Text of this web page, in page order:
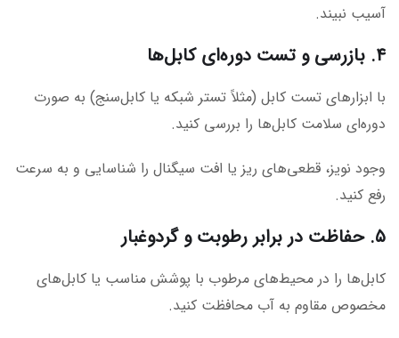
آسیب نبیند.
۴. بازرسی و تست دوره‌ای کابل‌ها
با ابزارهای تست کابل (مثلاً تستر شبکه یا کابل‌سنج) به صورت
دوره‌ای سلامت کابل‌ها را بررسی کنید.
وجود نویز، قطعی‌های ریز یا افت سیگنال را شناسایی و به سرعت
رفع کنید.
۵. حفاظت در برابر رطوبت و گردوغبار
کابل‌ها را در محیط‌های مرطوب با پوشش مناسب یا کابل‌های
مخصوص مقاوم به آب محافظت کنید.